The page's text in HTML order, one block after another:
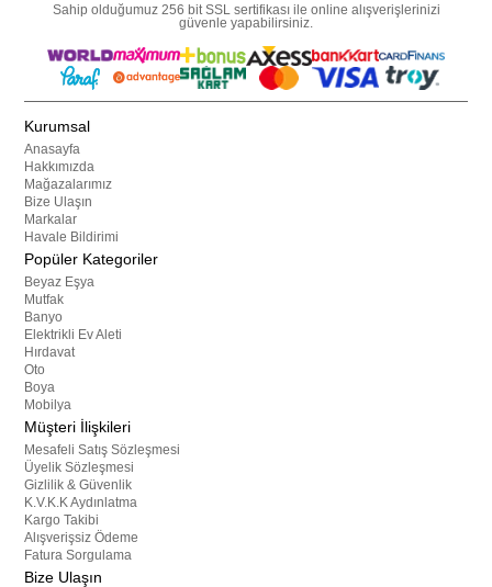
Sahip olduğumuz 256 bit SSL sertifikası ile online alışverişlerinizi
güvenle yapabilirsiniz.
Kurumsal
Anasayfa
Hakkımızda
Mağazalarımız
Bize Ulaşın
Markalar
Havale Bildirimi
Popüler Kategoriler
Beyaz Eşya
Mutfak
Banyo
Elektrikli Ev Aleti
Hırdavat
Oto
Boya
Mobilya
Müşteri İlişkileri
Mesafeli Satış Sözleşmesi
Üyelik Sözleşmesi
Gizlilik & Güvenlik
K.V.K.K Aydınlatma
Kargo Takibi
Alışverişsiz Ödeme
Fatura Sorgulama
Bize Ulaşın